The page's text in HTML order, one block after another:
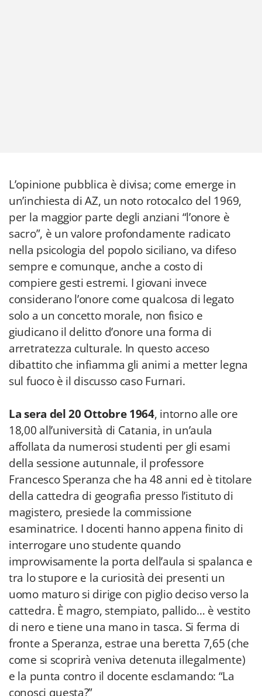
L’opinione pubblica è divisa; come emerge in
un’inchiesta di AZ, un noto rotocalco del 1969,
per la maggior parte degli anziani “l’onore è
sacro”, è un valore profondamente radicato
nella psicologia del popolo siciliano, va difeso
sempre e comunque, anche a costo di
compiere gesti estremi. I giovani invece
considerano l’onore come qualcosa di legato
solo a un concetto morale, non fisico e
giudicano il delitto d’onore una forma di
arretratezza culturale. In questo acceso
dibattito che infiamma gli animi a metter legna
sul fuoco è il discusso caso Furnari.
La sera del 20 Ottobre 1964, intorno alle ore
18,00 all’università di Catania, in un’aula
affollata da numerosi studenti per gli esami
della sessione autunnale, il professore
Francesco Speranza che ha 48 anni ed è titolare
della cattedra di geografia presso l’istituto di
magistero, presiede la commissione
esaminatrice. I docenti hanno appena finito di
interrogare uno studente quando
improvvisamente la porta dell’aula si spalanca e
tra lo stupore e la curiosità dei presenti un
uomo maturo si dirige con piglio deciso verso la
cattedra. È magro, stempiato, pallido… è vestito
di nero e tiene una mano in tasca. Si ferma di
fronte a Speranza, estrae una beretta 7,65 (che
come si scoprirà veniva detenuta illegalmente)
e la punta contro il docente esclamando: “La
conosci questa?”